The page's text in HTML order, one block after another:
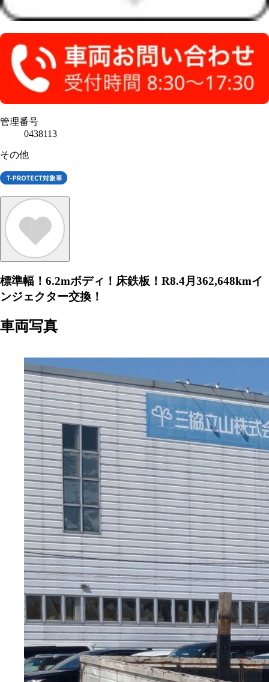
管理番号
0438113
その他
標準幅！6.2mボディ！床鉄板！R8.4月362,648kmイ
ンジェクター交換！
車両写真